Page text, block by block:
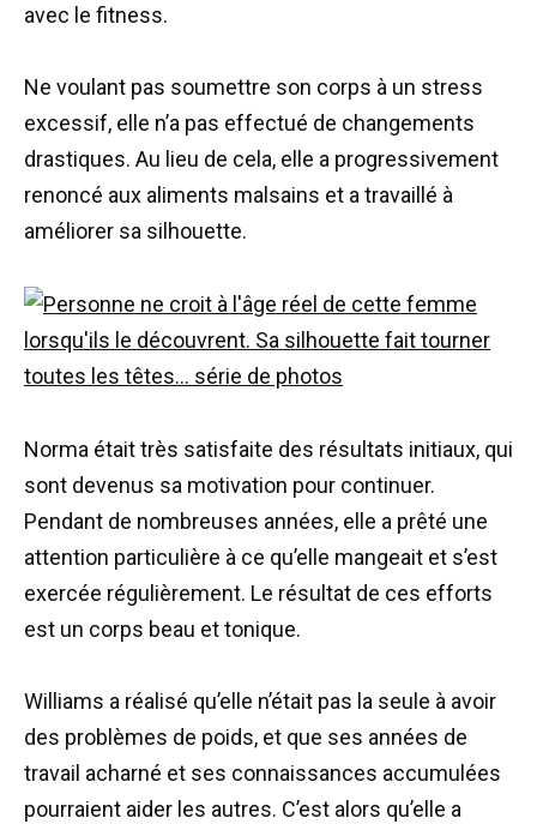
avec le fitness.
Ne voulant pas soumettre son corps à un stress
excessif, elle n’a pas effectué de changements
drastiques. Au lieu de cela, elle a progressivement
renoncé aux aliments malsains et a travaillé à
améliorer sa silhouette.
Norma était très satisfaite des résultats initiaux, qui
sont devenus sa motivation pour continuer.
Pendant de nombreuses années, elle a prêté une
attention particulière à ce qu’elle mangeait et s’est
exercée régulièrement. Le résultat de ces efforts
est un corps beau et tonique.
Williams a réalisé qu’elle n’était pas la seule à avoir
des problèmes de poids, et que ses années de
travail acharné et ses connaissances accumulées
pourraient aider les autres. C’est alors qu’elle a